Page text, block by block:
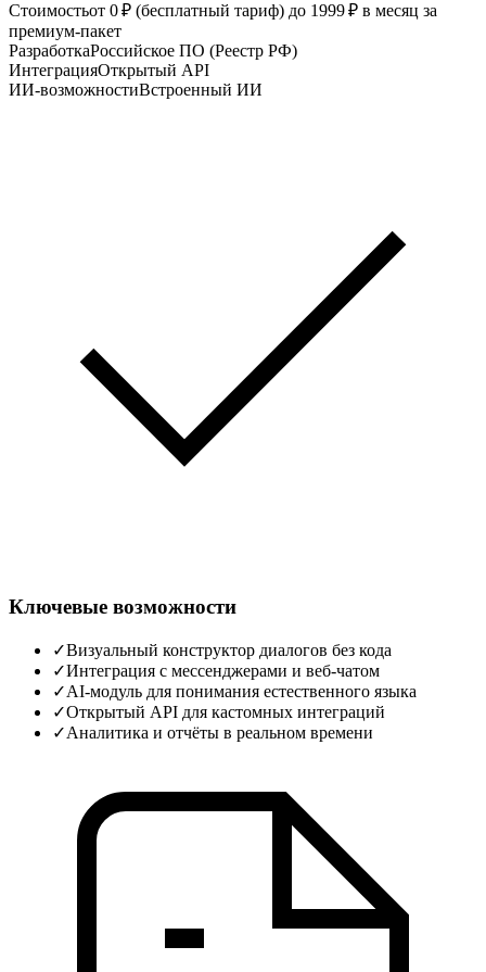
Стоимостьот 0 ₽ (бесплатный тариф) до 1999 ₽ в месяц за
премиум‑пакет
РазработкаРоссийское ПО (Реестр РФ)
ИнтеграцияОткрытый API
ИИ-возможностиВстроенный ИИ
Ключевые возможности
✓Визуальный конструктор диалогов без кода
✓Интеграция с мессенджерами и веб‑чатом
✓AI‑модуль для понимания естественного языка
✓Открытый API для кастомных интеграций
✓Аналитика и отчёты в реальном времени